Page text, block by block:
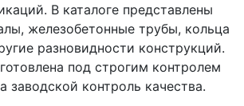
В каталоге представлены
железобетонные трубы, кольца
разновидности конструкций.
под строгим контролем
контроль качества.